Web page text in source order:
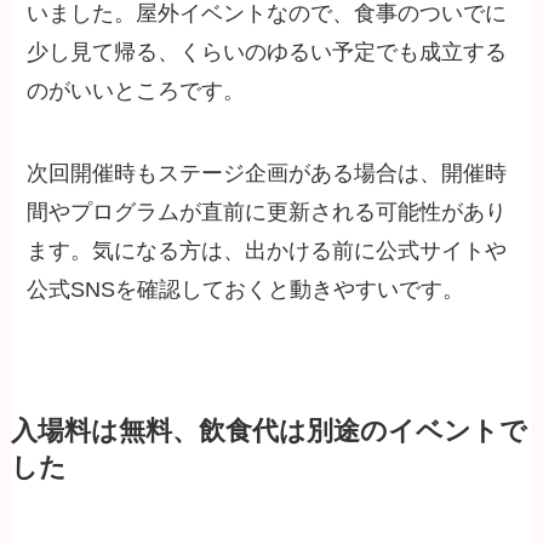
いました。屋外イベントなので、食事のついでに
少し見て帰る、くらいのゆるい予定でも成立する
のがいいところです。
次回開催時もステージ企画がある場合は、開催時
間やプログラムが直前に更新される可能性があり
ます。気になる方は、出かける前に公式サイトや
公式SNSを確認しておくと動きやすいです。
入場料は無料、飲食代は別途のイベントで
した